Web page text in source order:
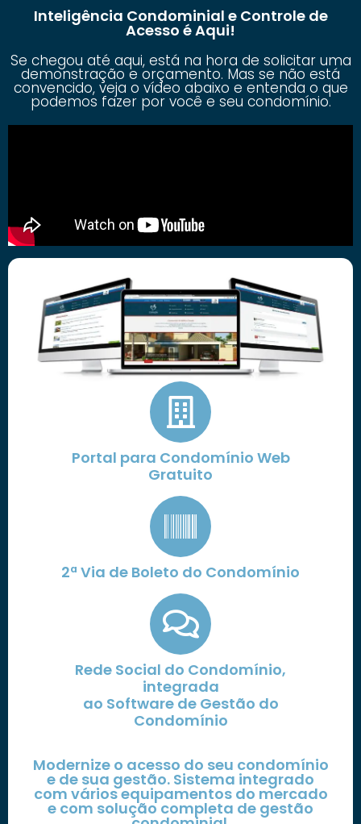
Inteligência Condominial e Controle de
Acesso é Aqui!
Se chegou até aqui, está na hora de solicitar uma
demonstração e orçamento. Mas se não está
convencido, veja o vídeo abaixo e entenda o que
podemos fazer por você e seu condomínio.
Portal para Condomínio Web
Gratuito
2ª Via de Boleto do Condomínio
Rede Social do Condomínio,
integrada
ao Software de Gestão do
Condomínio
Modernize o acesso do seu condomínio
e de sua gestão. Sistema integrado
com vários equipamentos do mercado
e com solução completa de gestão